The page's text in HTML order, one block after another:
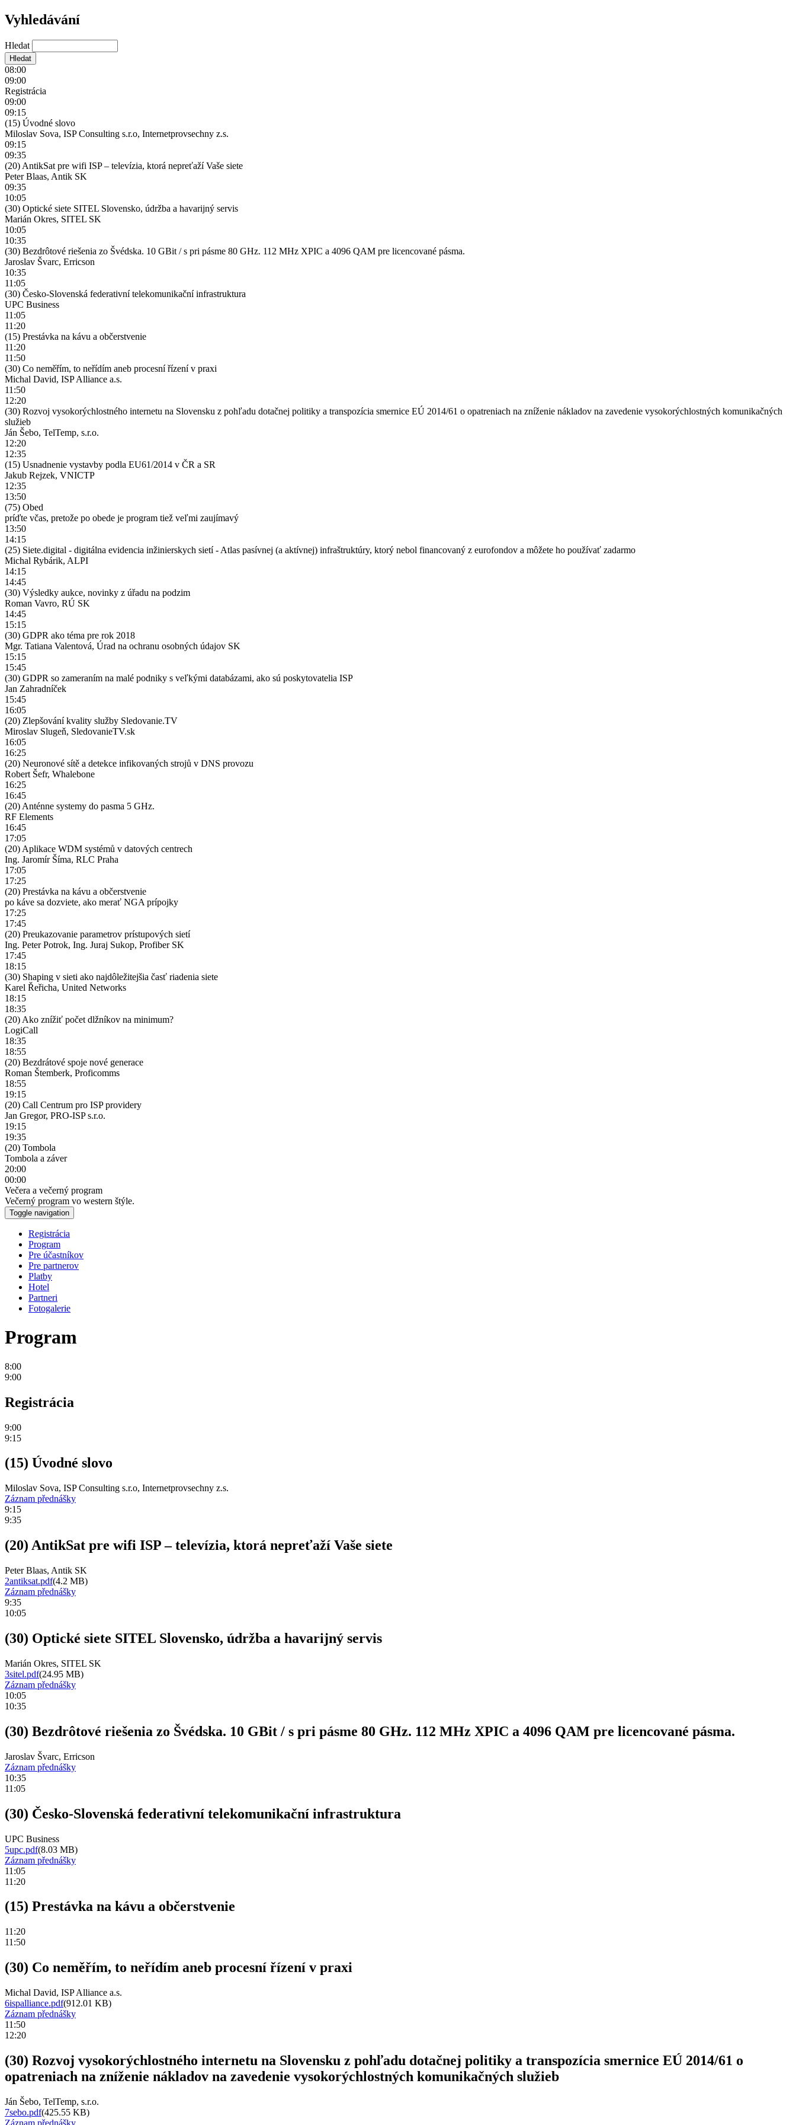
Vyhledávání
Hledat
08:00
09:00
Registrácia
09:00
09:15
(15) Úvodné slovo
Miloslav Sova, ISP Consulting s.r.o, Internetprovsechny z.s.
09:15
09:35
(20) AntikSat pre wifi ISP – televízia, ktorá nepreťaží Vaše siete
Peter Blaas, Antik SK
09:35
10:05
(30) Optické siete SITEL Slovensko, údržba a havarijný servis
Marián Okres, SITEL SK
10:05
10:35
(30) Bezdrôtové riešenia zo Švédska. 10 GBit / s pri pásme 80 GHz. 112 MHz XPIC a 4096 QAM pre licencované pásma.
Jaroslav Švarc, Erricson
10:35
11:05
(30) Česko-Slovenská federativní telekomunikační infrastruktura
UPC Business
11:05
11:20
(15) Prestávka na kávu a občerstvenie
11:20
11:50
(30) Co neměřím, to neřídím aneb procesní řízení v praxi
Michal David, ISP Alliance a.s.
11:50
12:20
(30) Rozvoj vysokorýchlostného internetu na Slovensku z pohľadu dotačnej politiky a transpozícia smernice EÚ 2014/61 o opatreniach na zníženie nákladov na zavedenie vysokorýchlostných komunikačných
služieb
Ján Šebo, TelTemp, s.r.o.
12:20
12:35
(15) Usnadnenie vystavby podla EU61/2014 v ČR a SR
Jakub Rejzek, VNICTP
12:35
13:50
(75) Obed
príďte včas, pretože po obede je program tiež veľmi zaujímavý
13:50
14:15
(25) Siete.digital - digitálna evidencia inžinierskych sietí - Atlas pasívnej (a aktívnej) infraštruktúry, ktorý nebol financovaný z eurofondov a môžete ho používať zadarmo
Michal Rybárik, ALPI
14:15
14:45
(30) Výsledky aukce, novinky z úřadu na podzim
Roman Vavro, RÚ SK
14:45
15:15
(30) GDPR ako téma pre rok 2018
Mgr. Tatiana Valentová, Úrad na ochranu osobných údajov SK
15:15
15:45
(30) GDPR so zameraním na malé podniky s veľkými databázami, ako sú poskytovatelia ISP
Jan Zahradníček
15:45
16:05
(20) Zlepšování kvality služby Sledovanie.TV
Miroslav Slugeň, SledovanieTV.sk
16:05
16:25
(20) Neuronové sítě a detekce infikovaných strojů v DNS provozu
Robert Šefr, Whalebone
16:25
16:45
(20) Anténne systemy do pasma 5 GHz.
RF Elements
16:45
17:05
(20) Aplikace WDM systémů v datových centrech
Ing. Jaromír Šíma, RLC Praha
17:05
17:25
(20) Prestávka na kávu a občerstvenie
po káve sa dozviete, ako merať NGA prípojky
17:25
17:45
(20) Preukazovanie parametrov prístupových sietí
Ing. Peter Potrok, Ing. Juraj Sukop, Profiber SK
17:45
18:15
(30) Shaping v sieti ako najdôležitejšia časť riadenia siete
Karel Řeřicha, United Networks
18:15
18:35
(20) Ako znížiť počet dlžníkov na minimum?
LogiCall
18:35
18:55
(20) Bezdrátové spoje nové generace
Roman Štemberk, Proficomms
18:55
19:15
(20) Call Centrum pro ISP providery
Jan Gregor, PRO-ISP s.r.o.
19:15
19:35
(20) Tombola
Tombola a záver
20:00
00:00
Večera a večerný program
Večerný program vo western štýle.
Toggle navigation
Registrácia
Program
Pre účastníkov
Pre partnerov
Platby
Hotel
Partneri
Fotogalerie
Program
8:00
9:00
Registrácia
9:00
9:15
(15) Úvodné slovo
Miloslav Sova, ISP Consulting s.r.o, Internetprovsechny z.s.
Záznam přednášky
9:15
9:35
(20) AntikSat pre wifi ISP – televízia, ktorá nepreťaží Vaše siete
Peter Blaas, Antik SK
2antiksat.pdf(4.2 MB)
Záznam přednášky
9:35
10:05
(30) Optické siete SITEL Slovensko, údržba a havarijný servis
Marián Okres, SITEL SK
3sitel.pdf(24.95 MB)
Záznam přednášky
10:05
10:35
(30) Bezdrôtové riešenia zo Švédska. 10 GBit / s pri pásme 80 GHz. 112 MHz XPIC a 4096 QAM pre licencované pásma.
Jaroslav Švarc, Erricson
Záznam přednášky
10:35
11:05
(30) Česko-Slovenská federativní telekomunikační infrastruktura
UPC Business
5upc.pdf(8.03 MB)
Záznam přednášky
11:05
11:20
(15) Prestávka na kávu a občerstvenie
11:20
11:50
(30) Co neměřím, to neřídím aneb procesní řízení v praxi
Michal David, ISP Alliance a.s.
6ispalliance.pdf(912.01 KB)
Záznam přednášky
11:50
12:20
(30) Rozvoj vysokorýchlostného internetu na Slovensku z pohľadu dotačnej politiky a transpozícia smernice EÚ 2014/61 o
opatreniach na zníženie nákladov na zavedenie vysokorýchlostných komunikačných služieb
Ján Šebo, TelTemp, s.r.o.
7sebo.pdf(425.55 KB)
Záznam přednášky